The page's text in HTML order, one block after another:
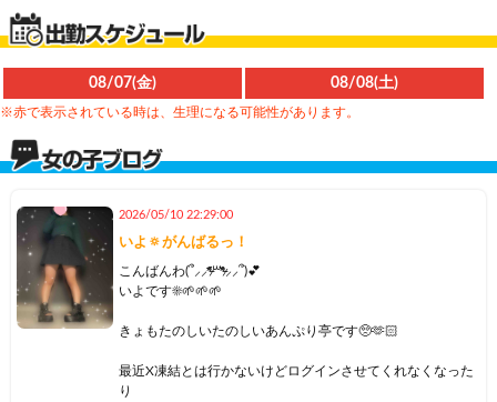
08/07(金) 08/08(土)
※赤で表示されている時は、生理になる可能性があります。
2026/05/10 22:29:00
いよ🔅がんばるっ！
こんばんわ(՞⸝⸝ᵒ̴̶̷᷄꒳ᵒ̴̶̷᷅⸝⸝՞)💕
いよです☀️🌱🌱🌱
きょもたのしいたのしいあんぷり亭です🥺🫶🏻
最近X凍結とは行かないけどログインさせてくれなくなった
り